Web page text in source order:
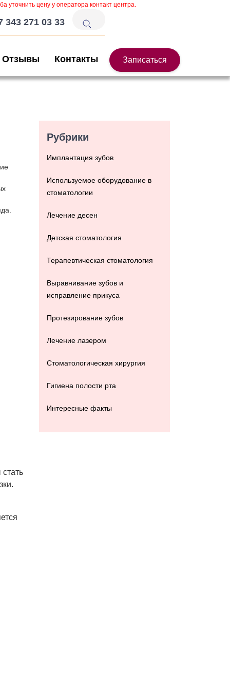
уточнить цену у оператора контакт центра.
343 271 03 33
Отзывы Контакты Записаться
Рубрики
Имплантация зубов
Используемое оборудование в
стоматологии
Лечение десен
Детская стоматология
Терапевтическая стоматология
Выравнивание зубов и
исправление прикуса
Протезирование зубов
Лечение лазером
Стоматологическая хирургия
Гигиена полости рта
Интересные факты